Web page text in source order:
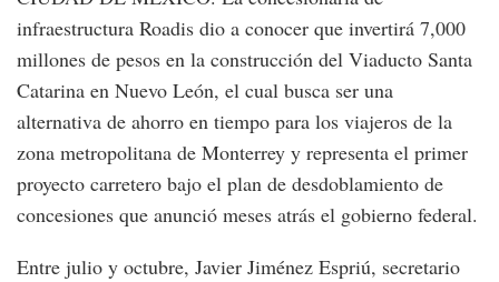
infraestructura Roadis dio a conocer que invertirá 7,000
millones de pesos en la construcción del Viaducto Santa
Catarina en Nuevo León, el cual busca ser una
alternativa de ahorro en tiempo para los viajeros de la
zona metropolitana de Monterrey y representa el primer
proyecto carretero bajo el plan de desdoblamiento de
concesiones que anunció meses atrás el gobierno federal.
Entre julio y octubre, Javier Jiménez Espriú, secretario